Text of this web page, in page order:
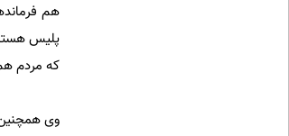
هم
پلیس
که مردم
وی همچنین